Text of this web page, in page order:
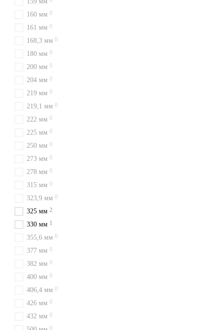
160 мм 0
161 мм 0
168,3 мм 0
180 мм 0
200 мм 0
204 мм 0
219 мм 0
219,1 мм 0
222 мм 0
225 мм 0
250 мм 0
273 мм 0
278 мм 0
315 мм 0
323,9 мм 0
325 мм 2
330 мм 1
355,6 мм 0
377 мм 0
382 мм 0
400 мм 0
406,4 мм 0
426 мм 0
432 мм 0
0